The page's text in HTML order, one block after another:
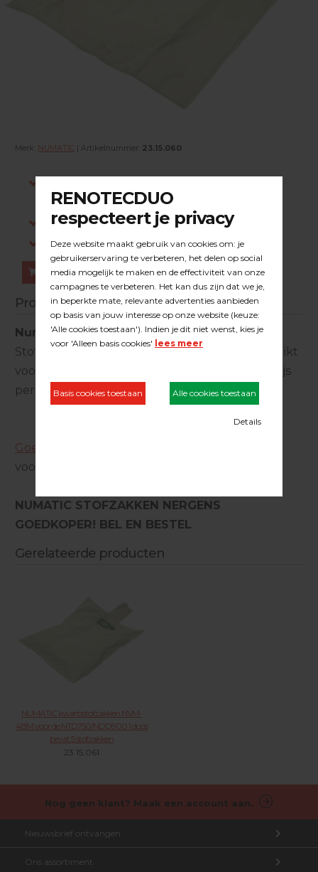
Merk: NUMATIC | Artikelnummer: 23.15.060
dezelfde werkdag verstuurd.
Gratis verzending in NL vanaf €200,-
Log in om prijzen te zien.
Bestellen
Productinformatie
Numatic stofzakken
Stofzakken Numatic NVM-4BH Hepaflo geschikt
voor de NTD/NDD-750/900. Verpakt per 10, prijs
per 10 stofzakken
Goedkope Numatic fijnstofzakken
voor in de Numatic NDD900
NUMATIC STOFZAKKEN NERGENS
GOEDKOPER! BEL EN BESTEL
Gerelateerde producten
NUMATIC kwartsstofzakken NVM-
4BM voor de NTD750/NDD900 1 doos
bevat 5 stofzakken
23.15.061
Nog geen klant? Maak een account aan.
Nieuwsbrief ontvangen
Ons assortiment